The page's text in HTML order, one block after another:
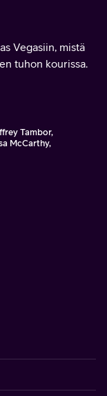
Vegasiin, mistä
tuhon kourissa.
Tambor,
McCarthy,